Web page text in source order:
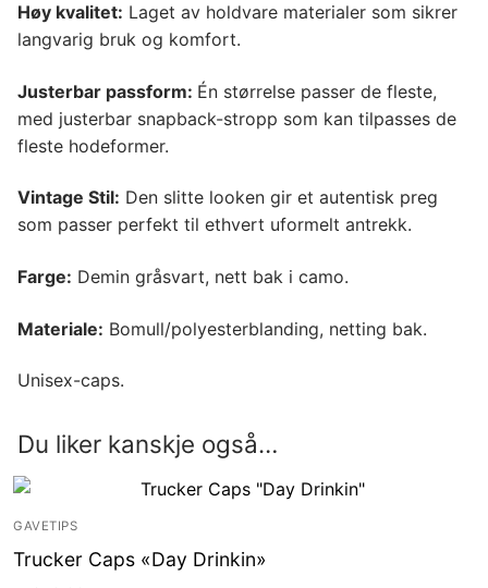
Høy kvalitet: Laget av holdvare materialer som sikrer
langvarig bruk og komfort.
Justerbar passform: Én størrelse passer de fleste,
med justerbar snapback-stropp som kan tilpasses de
fleste hodeformer.
Vintage Stil: Den slitte looken gir et autentisk preg
som passer perfekt til ethvert uformelt antrekk.
Farge: Demin gråsvart, nett bak i camo.
Materiale: Bomull/polyesterblanding, netting bak.
Unisex-caps.
Du liker kanskje også…
GAVETIPS
Trucker Caps «Day Drinkin»